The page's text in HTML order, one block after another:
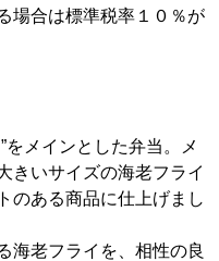
場合は標準税率１０％が
メインとした弁当。メ
きいサイズの海老フライ
のある商品に仕上げまし
海老フライを、相性の良